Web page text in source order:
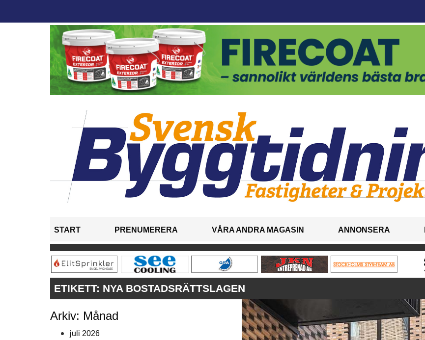
START PRENUMERERA VÅRA ANDRA MAGASIN ANNONSERA
ETIKETT: NYA BOSTADSRÄTTSLAGEN
Arkiv: Månad
juli 2026